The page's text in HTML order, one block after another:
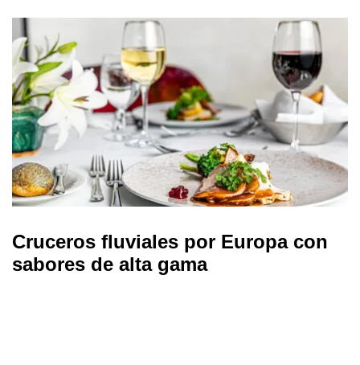
Cruceros fluviales por Europa con
sabores de alta gama